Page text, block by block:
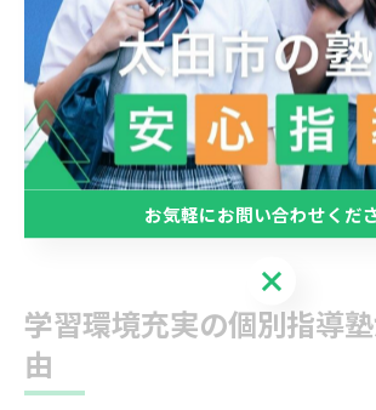
また、地域密着型の個別指導塾は通い
の連携も重視しており、安心して長期
が整っています。学力向上には継続的
あり、太田市の個別指導塾は「安い」
「成果が出る」といった総合的なメリ
庭から支持されています。
学習環境充実の個別指導
由
お気軽にお問い合わせくださ
お気軽にお問い合わせくだ